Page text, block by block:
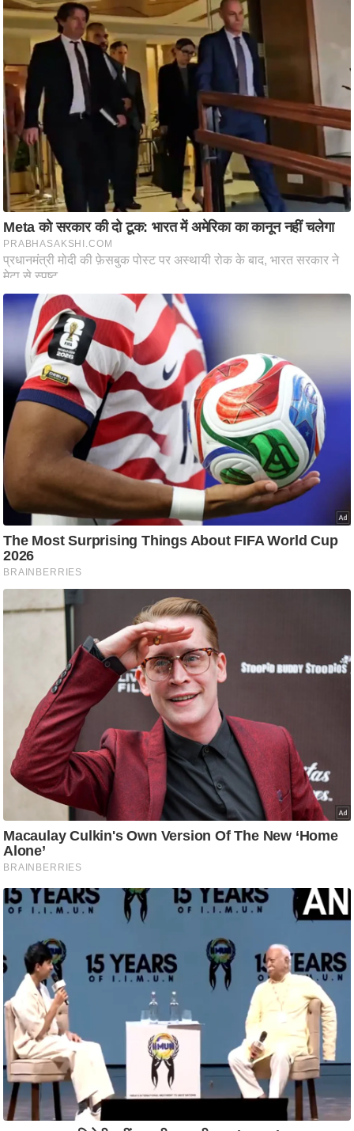
ति
वि
श्ले
ष
ण
स
म
सा
यि
क
मा
तृ
मि
स्तं
भ
ए
म
.
आ
ई
.
चा
य
प
र्म
ज्यो
ति
भु
म
हि
मा
ध
र्म
स्थ
ल
व्र
त
त्यो
हा
र